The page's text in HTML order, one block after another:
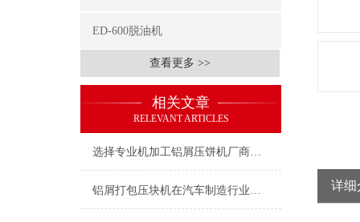
ED-600脱油机
查看更多 >>
相关文章
RELEVANT ARTICLES
选择专业机加工铝屑压饼机厂商，为何恩派特是您的理想之选？
铝屑打包压块机在汽车制造行业中的应用：恩派特品牌的提供贡献 详细